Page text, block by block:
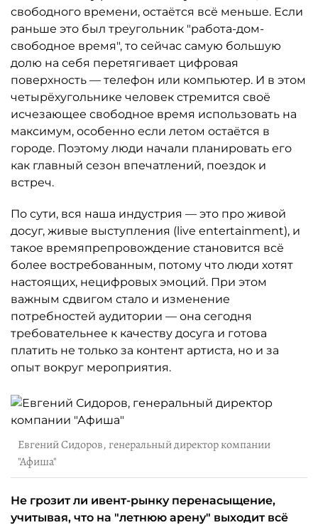
свободного времени, остаётся всё меньше. Если
раньше это был треугольник "работа-дом-
свободное время", то сейчас самую большую
долю на себя перетягивает цифровая
поверхность — телефон или компьютер. И в этом
четырёхугольнике человек стремится своё
исчезающее свободное время использовать на
максимум, особенно если летом остаётся в
городе. Поэтому люди начали планировать его
как главный сезон впечатлений, поездок и
встреч.
По сути, вся наша индустрия — это про живой
досуг, живые выступления (live entertainment), и
такое времяпрепровождение становится всё
более востребованным, потому что люди хотят
настоящих, нецифровых эмоций. При этом
важным сдвигом стало и изменение
потребностей аудитории — она сегодня
требовательнее к качеству досуга и готова
платить не только за контент артиста, но и за
опыт вокруг мероприятия.
Евгений Сидоров, генеральный директор компании
"Афиша"
Не грозит ли ивент-рынку перенасыщение,
учитывая, что на "летнюю арену" выходит всё